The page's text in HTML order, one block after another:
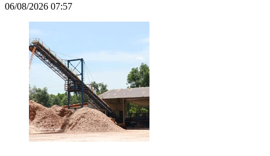
06/08/2026 07:57